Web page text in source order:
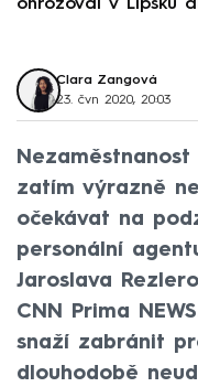
ohrožoval v Lipsku
Clara Zangová
23. čvn 2020, 20:03
zatím výrazně
očekávat na
personální
Jaroslava
CNN Prima
snaží zabránit
dlouhodobě